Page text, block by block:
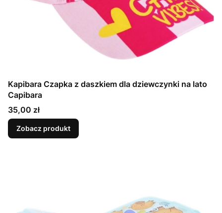
Kapibara Czapka z daszkiem dla dziewczynki na lato
Capibara
Cena
35,00 zł
Zobacz produkt